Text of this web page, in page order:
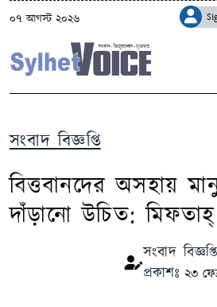
০৭ আগস্ট ২০২৬
সংবাদ বিজ্ঞপ্তি
বিত্তবানদের অসহায়
দাঁড়ানো উচিত: মিফতাহ্
সংবাদ বিজ্ঞপ্তি
প্রকাশঃ ২৩